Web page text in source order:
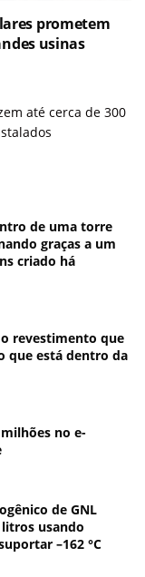
prometem
usinas
até cerca de 300
de uma torre
graças a um
criado há
revestimento que
que está dentro da
no e-
de GNL
usando
–162 °C